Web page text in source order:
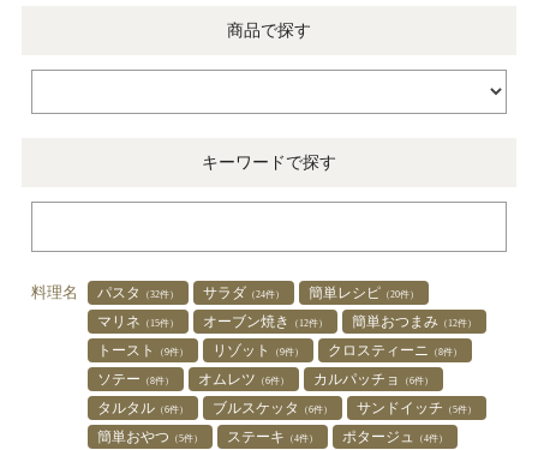
商品で探す
キーワードで探す
料理名 パスタ （32件） サラダ （24件） 簡単レシピ （20件）
マリネ （15件） オーブン焼き （12件） 簡単おつまみ （12件）
トースト （9件） リゾット （9件） クロスティーニ （8件）
ソテー （8件） オムレツ （6件） カルパッチョ （6件）
タルタル （6件） ブルスケッタ （6件） サンドイッチ （5件）
簡単おやつ （5件） ステーキ （4件） ポタージュ （4件）